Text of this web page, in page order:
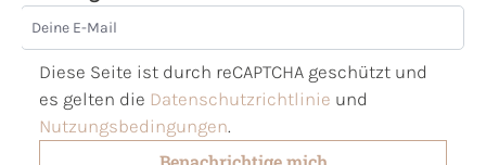
Deine E-Mail
Diese Seite ist durch reCAPTCHA geschützt und
es gelten die Datenschutzrichtlinie und
Nutzungsbedingungen.